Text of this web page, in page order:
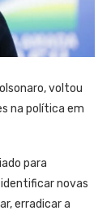
voltou
na política em
para
novas
erradicar a